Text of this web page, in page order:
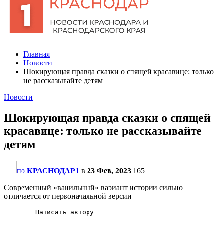
Главная
Новости
Шокирующая правда сказки о спящей красавице: только
не рассказывайте детям
Новости
Шокирующая правда сказки о спящей
красавице: только не рассказывайте
детям
по КРАСНОДАР1 в 23 Фев, 2023 165
Современный «ванильный» вариант истории сильно
отличается от первоначальной версии
        Написать автору